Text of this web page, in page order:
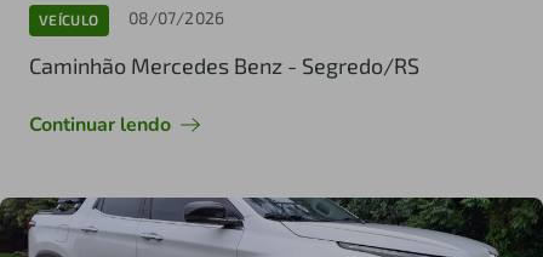
VEÍCULO 08/07/2026
Caminhão Mercedes Benz - Segredo/RS
Continuar lendo